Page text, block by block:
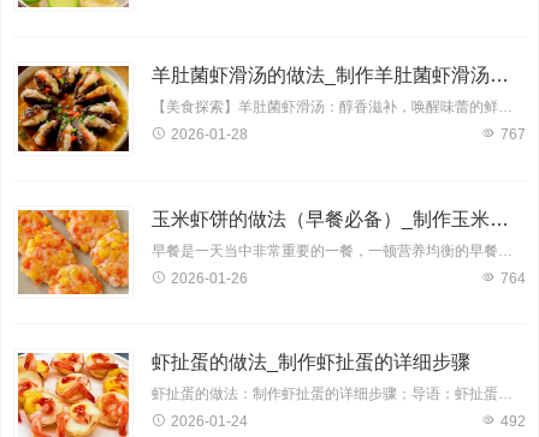
羊肚菌虾滑汤的做法_制作羊肚菌虾滑汤的详细步骤
【美食探索】羊肚菌虾滑汤：醇香滋补，唤醒味蕾的鲜美之选；羊肚菌，一种珍贵的食用菌，其肉质肥厚，口感鲜美，营养价值极高。搭配鲜嫩的虾滑，更是将汤的口感提升至全新的境界。下面
2026-01-28
767
玉米虾饼的做法（早餐必备）_制作玉米虾饼的详细步骤
2026-01-26
764
虾扯蛋的做法_制作虾扯蛋的详细步骤
虾扯蛋的做法：制作虾扯蛋的详细步骤；导语：虾扯蛋，一道听起来颇有趣味的美食，实则是一道兼具营养与美味的佳肴。今天，就让我们一起来学习一下如何制作这道美味可口的虾扯蛋，让您
2026-01-24
492